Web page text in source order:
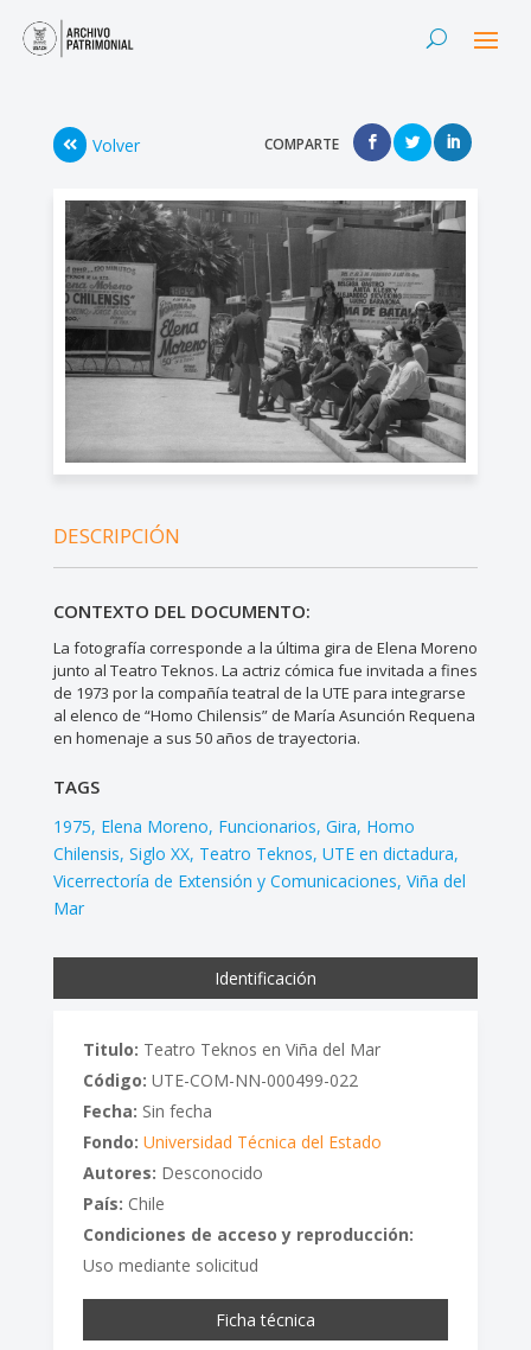
Volver COMPARTE
DESCRIPCIÓN
CONTEXTO DEL DOCUMENTO:
La fotografía corresponde a la última gira de Elena Moreno
junto al Teatro Teknos. La actriz cómica fue invitada a fines
de 1973 por la compañía teatral de la UTE para integrarse
al elenco de “Homo Chilensis” de María Asunción Requena
en homenaje a sus 50 años de trayectoria.
TAGS
1975 Elena Moreno Funcionarios Gira Homo
Chilensis Siglo XX Teatro Teknos UTE en dictadura
Vicerrectoría de Extensión y Comunicaciones Viña del
Mar
Identificación
Titulo: Teatro Teknos en Viña del Mar
Código: UTE-COM-NN-000499-022
Fecha: Sin fecha
Fondo: Universidad Técnica del Estado
Autores: Desconocido
País: Chile
Condiciones de acceso y reproducción:
Uso mediante solicitud
Ficha técnica